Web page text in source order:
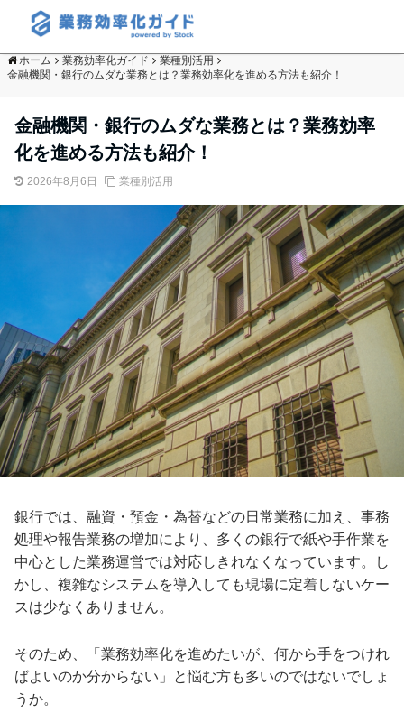
ホーム 業務効率化ガイド
業種別活用
金融機関・銀行のムダな業務とは？業務効率化を進める方法も紹介！
金融機関・銀行のムダな業務とは？業務効率
化を進める方法も紹介！
2026年8月6日 業種別活用
銀行では、融資・預金・為替などの日常業務に加え、事務
処理や報告業務の増加により、多くの銀行で紙や手作業を
中心とした業務運営では対応しきれなくなっています。し
かし、複雑なシステムを導入しても現場に定着しないケー
スは少なくありません。
そのため、「業務効率化を進めたいが、何から手をつけれ
ばよいのか分からない」と悩む方も多いのではないでしょ
うか。